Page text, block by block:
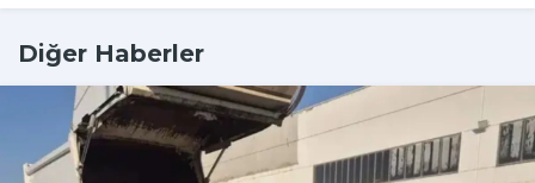
Diğer Haberler